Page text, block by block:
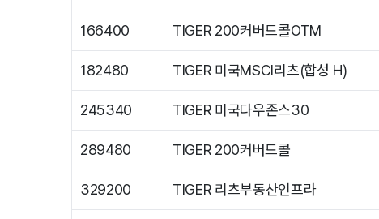
166400 TIGER 200커버드콜OTM
182480 TIGER 미국MSCI리츠(합성 H)
245340 TIGER 미국다우존스30
289480 TIGER 200커버드콜
329200 TIGER 리츠부동산인프라